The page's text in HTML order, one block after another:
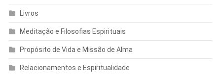
Livros
Meditação e Filosofias Espirituais
Propósito de Vida e Missão de Alma
Relacionamentos e Espiritualidade